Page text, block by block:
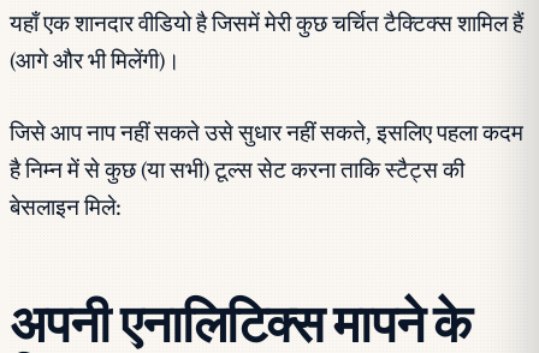
यहाँ एक शानदार वीडियो है जिसमें मेरी कुछ चर्चित टैक्टिक्स शामिल हैं
(आगे और भी मिलेंगी)।
जिसे आप नाप नहीं सकते उसे सुधार नहीं सकते, इसलिए पहला कदम
है निम्न में से कुछ (या सभी) टूल्स सेट करना ताकि स्टैट्स की
बेसलाइन मिले:
अपनी एनालिटिक्स मापने के